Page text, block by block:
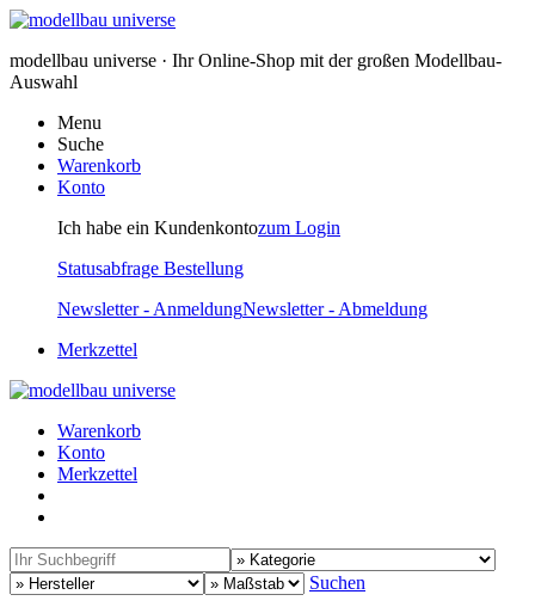
modellbau universe · Ihr Online-Shop mit der großen Modellbau-
Auswahl
Menu
Suche
Warenkorb
Konto
Ich habe ein Kundenkontozum Login
Statusabfrage Bestellung
Newsletter - AnmeldungNewsletter - Abmeldung
Merkzettel
Warenkorb
Konto
Merkzettel
Suchen